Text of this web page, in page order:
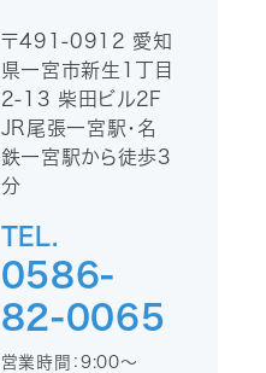
〒491-0912 愛知
県一宮市新生1丁目
2-13 柴田ビル2F
JR尾張一宮駅・名
鉄一宮駅から徒歩3
分
TEL.
0586-
82-0065
営業時間：9:00〜